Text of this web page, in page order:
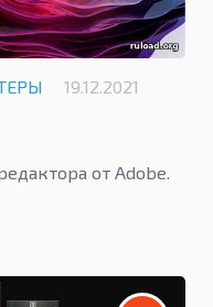
19.12.2021
от Adobe.